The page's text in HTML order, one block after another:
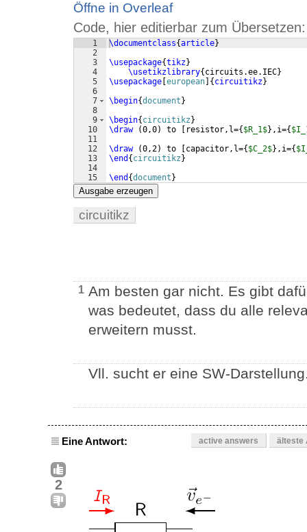
Öffne in Overleaf
Code, hier editierbar zum Übersetzen:
1
2
3
4
5
6
7
8
9
10
11
12
13
14
15
\documentclass{article}
\usepackage{tikz}
\usetikzlibrary{ circuits.ee.IEC}
\usepackage european { circuitikz}
\begin{document }
\begin{ circuitikz }
\draw
(0,0) to resistor,l={ $R_1$} ,i={
\draw
(0,2) to capacitor,l={ $C_2$} ,i={
\end { circuitikz }
\end {document }
Ausgabe erzeugen
circuitikz
1 Am besten gar nicht. Es gibt
was bedeutet, dass du alle
erweitern musst.
Vll. sucht er eine SW-
Eine Antwort: active answers älteste
2